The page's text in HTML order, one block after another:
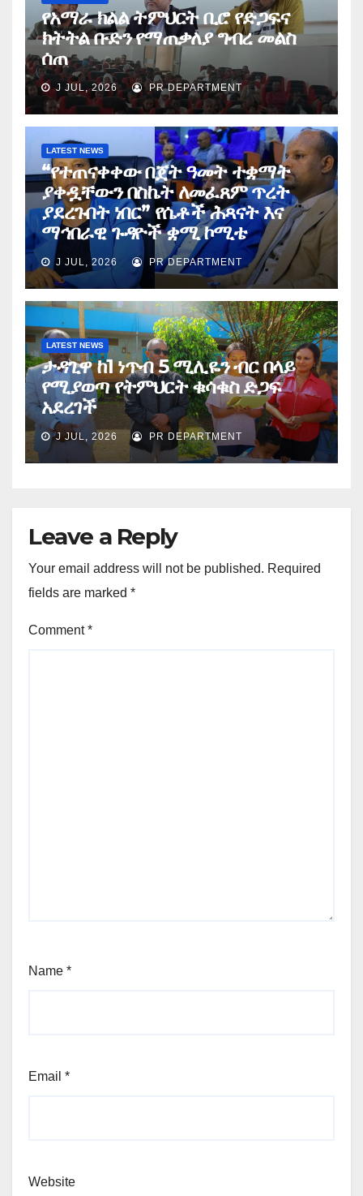
የአማራ ክልል ትምህርት ቢሮ የድጋፍና
ክትትል ቡድን የማጠቃለያ ግብረ መልስ
ሰጠ
J JUL, 2026 PR DEPARTMENT
LATEST NEWS
“የተጠናቀቀው በጀት ዓመት ተቋማት
ያቀዷቸውን በስኬት ለመፈጸም ጥረት
ያደረጉበት ነበር” የሴቶች ሕጻናት እና
ማኅበራዊ ጉዳዮች ቋሚ ኮሚቴ
J JUL, 2026 PR DEPARTMENT
LATEST NEWS
ታዳጊዋ ከ1 ነጥብ 5 ሚሊዬን ብር በላይ
የሚያወጣ የትምህርት ቁሳቁስ ድጋፍ
አደረገች
J JUL, 2026 PR DEPARTMENT
Leave a Reply
Your email address will not be published. Required
fields are marked *
Comment*
Name *
Email *
Website